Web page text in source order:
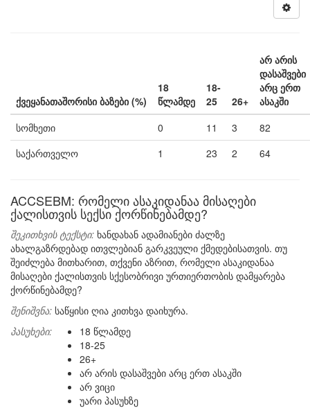
ქვეყანათაშორისი ბაზები (%)
18
წლამდე
18-
25
26+
არ არის
დასაშვები
არც ერთ
ასაკში
სომხეთი
0 11 3
82
საქართველო
1 23 2 64
ACCSEBM: რომელი ასაკიდანაა მისაღები
ქალისთვის სექსი ქორწინებამდე?
შეკითხვის ტექსტი: ხანდახან ადამიანები ძალზე
ახალგაზრდებად ითვლებიან გარკვეული ქმედებისათვის. თუ
შეიძლება მითხარით, თქვენი აზრით, რომელი ასაკიდანაა
მისაღები ქალისთვის სქესობრივი ურთიერთობის დამყარება
ქორწინებამდე?
შენიშვნა: საწყისი ღია კითხვა დაიხურა.
პასუხები:
18 წლამდე
18-25
26+
არ არის დასაშვები არც ერთ ასაკში
არ ვიცი
უარი პასუხზე